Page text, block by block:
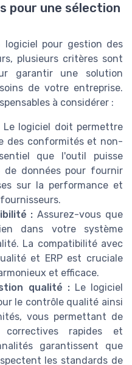
pour une sélection
logiciel pour gestion des
plusieurs critères sont
garantir une solution
de votre entreprise.
à considérer :
Le logiciel doit permettre
des conformités et non-
que l'outil puisse
données pour fournir
sur la performance et
: Assurez-vous que
dans votre système
La compatibilité avec
et ERP est cruciale
et efficace.
qualité :Le logiciel
le contrôle qualité ainsi
vous permettant de
rapides et
garantissent que
les standards de